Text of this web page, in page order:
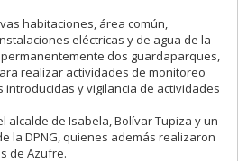
habitaciones, área común,
eléctricas y de agua de la
dos guardaparques,
realizar actividades de monitoreo
introducidas y vigilancia de actividades
alcalde de Isabela, Bolívar Tupiza y un
la DPNG, quienes además realizaron
de Azufre.